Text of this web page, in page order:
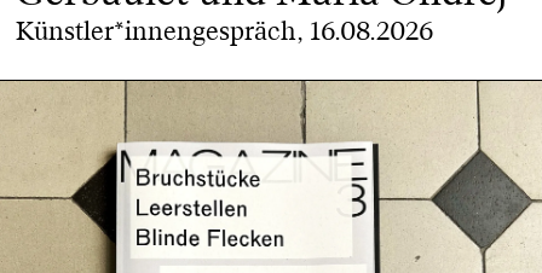
Künstler*innengespräch, 16.08.2026